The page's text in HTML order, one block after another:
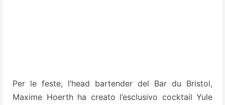
Per le feste, l’head bartender del Bar du Bristol,
Maxime Hoerth ha creato l’esclusivo cocktail Yule